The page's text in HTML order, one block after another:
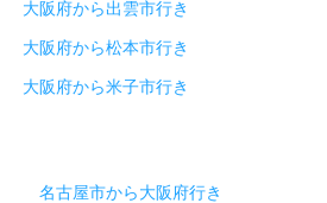
大阪府から出雲市行き
大阪府から松本市行き
大阪府から米子市行き
名古屋市から大阪府行き